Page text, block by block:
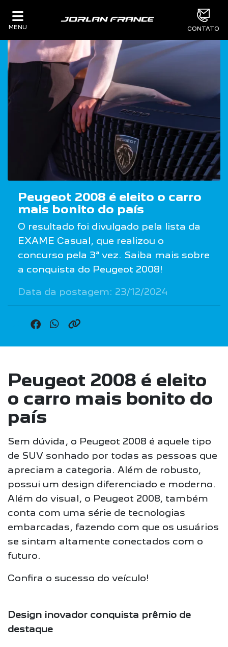
MENU CONTATO
Peugeot 2008 é eleito o carro
mais bonito do país
O resultado foi divulgado pela lista da
EXAME Casual, que realizou o
concurso pela 3ª vez. Saiba mais sobre
a conquista do Peugeot 2008!
Data da postagem: 23/12/2024
Peugeot 2008 é eleito
o carro mais bonito do
país
Sem dúvida, o Peugeot 2008 é aquele tipo
de SUV sonhado por todas as pessoas que
apreciam a categoria. Além de robusto,
possui um design diferenciado e moderno.
Além do visual, o Peugeot 2008, também
conta com uma série de tecnologias
embarcadas, fazendo com que os usuários
se sintam altamente conectados com o
futuro.
Confira o sucesso do veículo!
Design inovador conquista prêmio de
destaque